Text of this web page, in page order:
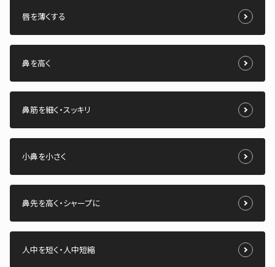
唇を薄くする
鼻を高く
鼻筋を細く・スッキリ
小鼻を小さく
鼻先を高く・シャープに
人中を短く・人中短縮